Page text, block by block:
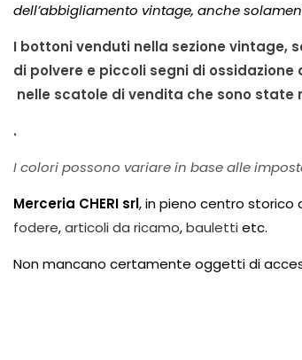
dell’abbigliamento vintage, anche
I bottoni venduti nella sezione vintage,
di polvere e piccoli segni di
nelle scatole di vendita che sono
.
I colori possono variare in base alle
Merceria CHERI srl, in pieno centro storico
fodere,articoli da ricamo,bauletti etc.
Non mancano certamente oggetti di